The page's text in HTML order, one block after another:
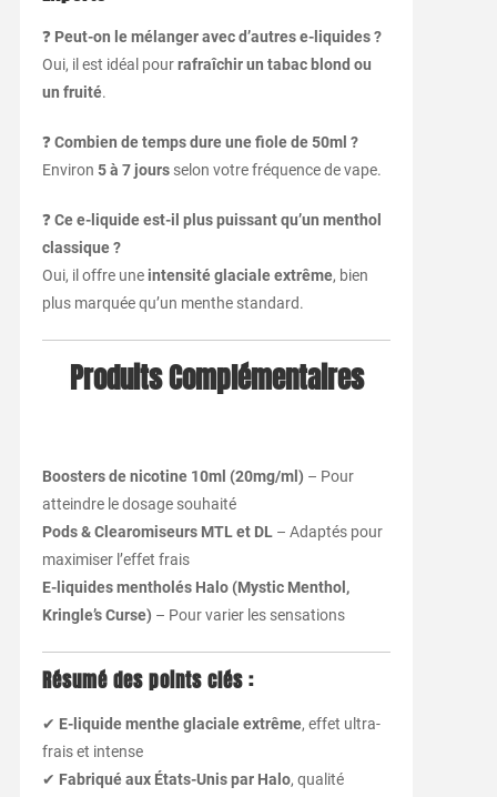
❓ Peut-on le mélanger avec d’autres e-liquides ?
Oui, il est idéal pourrafraîchir un tabac blond ou
un fruité.
❓Combien de temps dure une fiole de 50ml ?
Environ 5 à 7 joursselon votre fréquence de vape.
❓Ce e-liquide est-il plus puissant qu’un menthol
classique ?
Oui, il offre une intensité glaciale extrême, bien
plus marquée qu’un menthe standard.
Produits Complémentaires
Boosters de nicotine 10ml (20mg/ml) – Pour
atteindre le dosage souhaité
Pods & Clearomiseurs MTL et DL– Adaptés pour
maximiser l’effet frais
E-liquides mentholés Halo (Mystic Menthol,
Kringle’s Curse) – Pour varier les sensations
Résumé des points clés :
✔ E-liquide menthe glaciale extrême, effet ultra-
frais et intense
✔ Fabriqué aux États-Unis par Halo, qualité